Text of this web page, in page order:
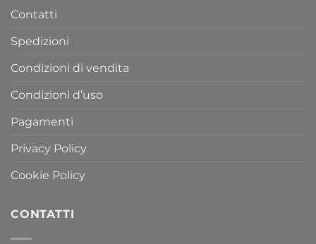
Contatti
Spedizioni
Condizioni di vendita
Condizioni d’uso
Pagamenti
Privacy Policy
Cookie Policy
CONTATTI